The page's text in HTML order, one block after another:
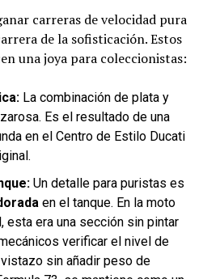
carreras de velocidad pura
de la sofisticación. Estos
una joya para coleccionistas:
La combinación de plata y
Es el resultado de una
en el Centro de Estilo Ducati
Un detalle para puristas es
en el tanque. En la moto
esta era una sección sin pintar
verificar el nivel de
sin añadir peso de